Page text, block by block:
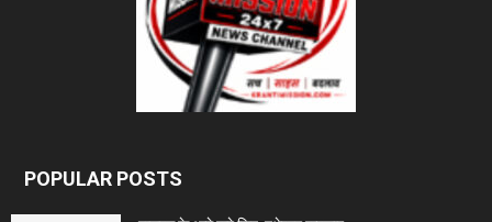
POPULAR POSTS